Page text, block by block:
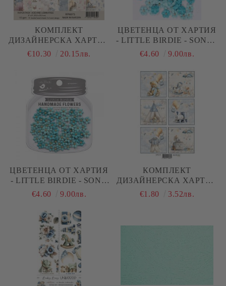
КОМПЛЕКТ
ДИЗАЙНЕРСКА ХАРТИЯ
- HAPPINESS BABY - 15
€10.30 20.15лв.
ЦВЕТЕНЦА ОТ ХАРТИЯ
- LITTLE BIRDIE - SONGS
OF THE SEA - 80 БР.
€4.60 9.00лв.
ЦВЕТЕНЦА ОТ ХАРТИЯ
- LITTLE BIRDIE - SONG
OF THE SEA - 60 БР.
€4.60 9.00лв.
КОМПЛЕКТ
ДИЗАЙНЕРСКА ХАРТИЯ
- HAPPINESS BABY BOY
€1.80 3.52лв.